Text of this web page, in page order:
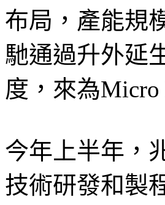
布局，產能規
馳通過升外延
度，來為
今年上半年，
技術研發和製